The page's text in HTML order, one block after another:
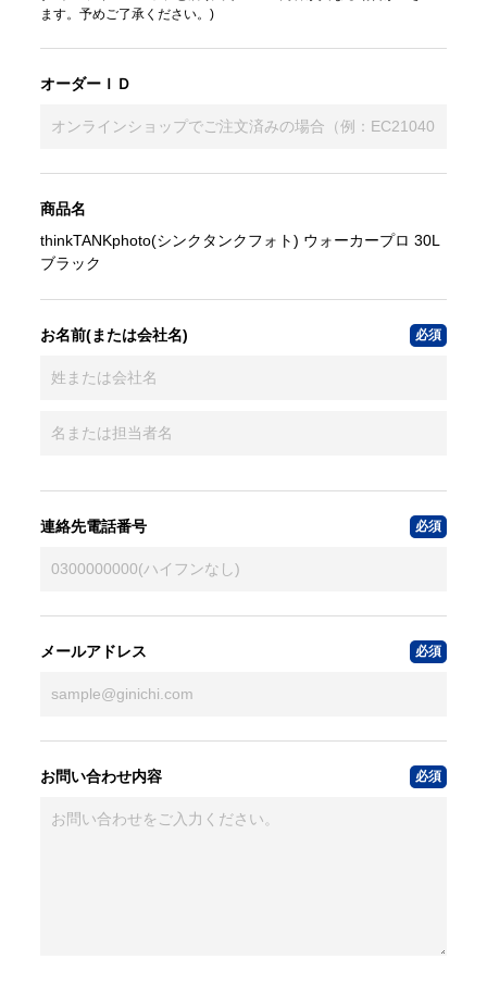
ます。予めご了承ください。)
オーダーＩＤ
商品名
thinkTANKphoto(シンクタンクフォト) ウォーカープロ 30L
ブラック
お名前(または会社名)
連絡先電話番号
メールアドレス
お問い合わせ内容